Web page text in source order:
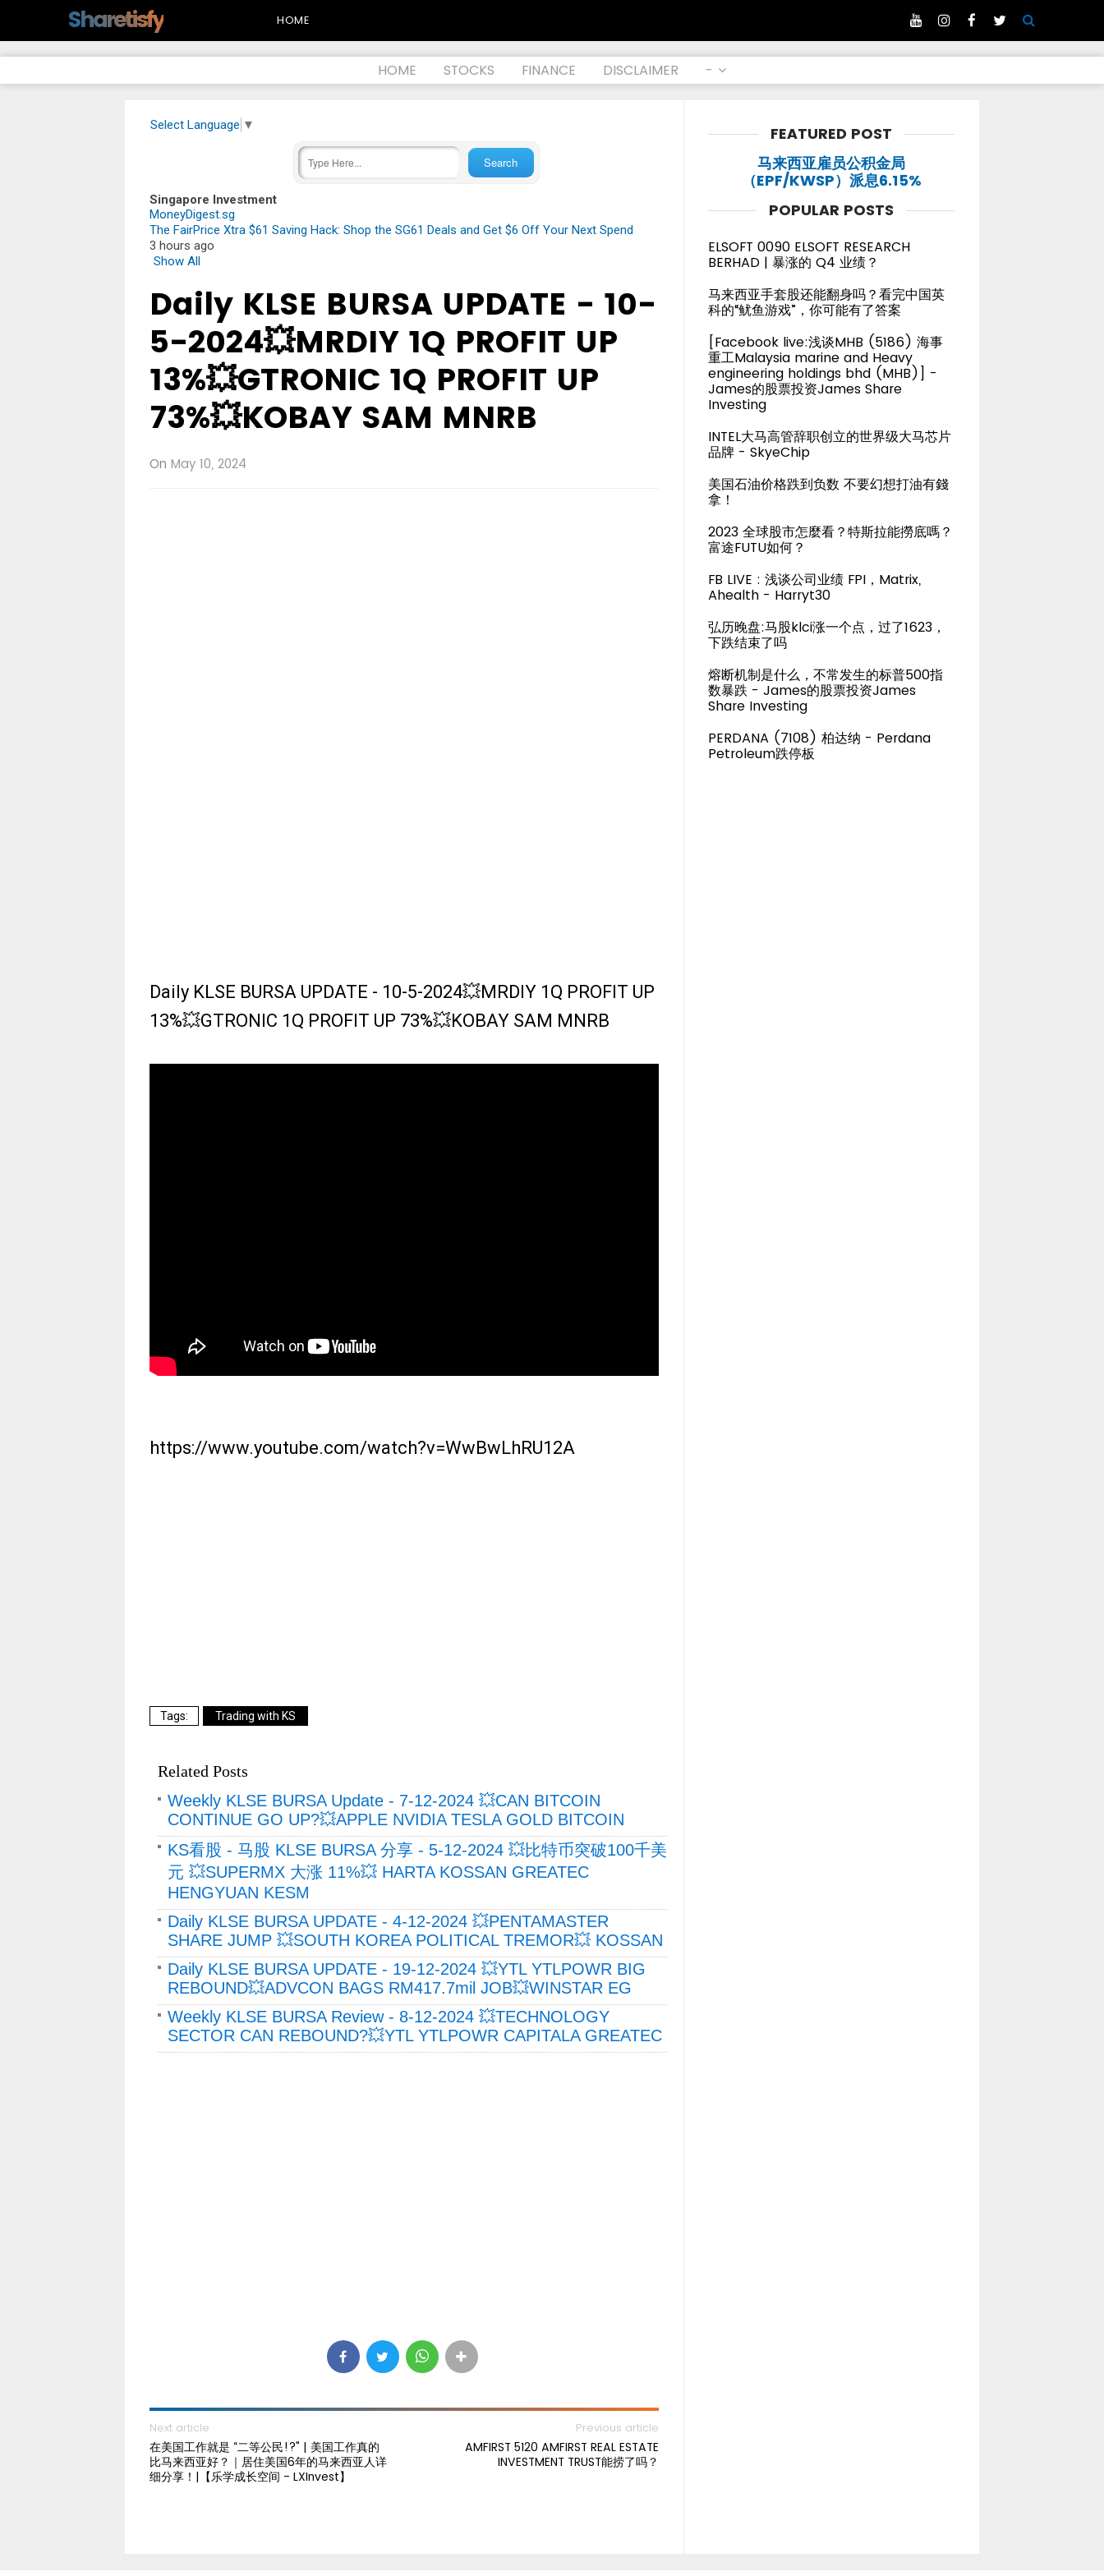
Sharetisfy HOME
HOME STOCKS FINANCE DISCLAIMER -
Select Language ▼
Singapore Investment
MoneyDigest.sg
The FairPrice Xtra $61 Saving Hack: Shop the SG61 Deals and Get $6 Off Your Next Spend
3 hours ago
Show All
Daily KLSE BURSA UPDATE - 10-
5-2024💥MRDIY 1Q PROFIT UP
13%💥GTRONIC 1Q PROFIT UP
73%💥KOBAY SAM MNRB
On May 10, 2024
Daily KLSE BURSA UPDATE - 10-5-2024💥MRDIY 1Q PROFIT UP
13%💥GTRONIC 1Q PROFIT UP 73%💥KOBAY SAM MNRB
https://www.youtube.com/watch?v=WwBwLhRU12A
Trading with KS
Related Posts
Weekly KLSE BURSA Update - 7-12-2024 💥CAN BITCOIN
CONTINUE GO UP?💥APPLE NVIDIA TESLA GOLD BITCOIN
KS看股 - 马股 KLSE BURSA 分享 - 5-12-2024 💥比特币突破100千美
元 💥SUPERMX 大涨 11%💥 HARTA KOSSAN GREATEC
HENGYUAN KESM
Daily KLSE BURSA UPDATE - 4-12-2024 💥PENTAMASTER
SHARE JUMP 💥SOUTH KOREA POLITICAL TREMOR💥 KOSSAN
Daily KLSE BURSA UPDATE - 19-12-2024 💥YTL YTLPOWR BIG
REBOUND💥ADVCON BAGS RM417.7mil JOB💥WINSTAR EG
Weekly KLSE BURSA Review - 8-12-2024 💥TECHNOLOGY
SECTOR CAN REBOUND?💥YTL YTLPOWR CAPITALA GREATEC
Next article
在美国工作就是 “二等公民!?" | 美国工作真的
比马来西亚好？｜居住美国6年的马来西亚人详
细分享！|【乐学成长空间 - LXInvest】
Previous article
AMFIRST 5120 AMFIRST REAL ESTATE
INVESTMENT TRUST能捞了吗？
FEATURED POST
马来西亚雇员公积金局
（EPF/KWSP）派息6.15%
POPULAR POSTS
ELSOFT 0090 ELSOFT RESEARCH
BERHAD | 暴涨的 Q4 业绩？
马来西亚手套股还能翻身吗？看完中国英
科的“鱿鱼游戏”，你可能有了答案
[Facebook live:浅谈MHB (5186) 海事
重工Malaysia marine and Heavy
engineering holdings bhd (MHB)] -
James的股票投资James Share
Investing
INTEL大马高管辞职创立的世界级大马芯片
品牌 - SkyeChip
美国石油价格跌到负数 不要幻想打油有錢
拿！
2023 全球股市怎麼看？特斯拉能撈底嗎？
富途FUTU如何？
FB LIVE : 浅谈公司业绩 FPI，Matrix,
Ahealth - Harryt30
弘历晚盘:马股klci涨一个点，过了1623，
下跌结束了吗
熔断机制是什么，不常发生的标普500指
数暴跌 - James的股票投资James
Share Investing
PERDANA (7108) 柏达纳 - Perdana
Petroleum跌停板